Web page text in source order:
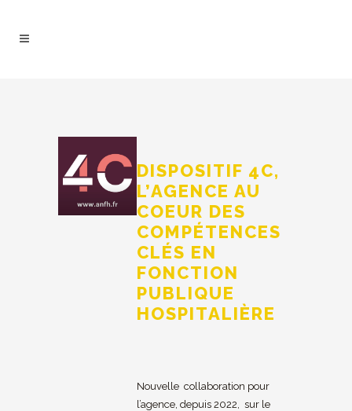
DISPOSITIF 4C,
L’AGENCE AU
COEUR DES
COMPÉTENCES
CLÉS EN
FONCTION
PUBLIQUE
HOSPITALIÈRE
Nouvelle collaboration pour
l’agence, depuis 2022, sur le